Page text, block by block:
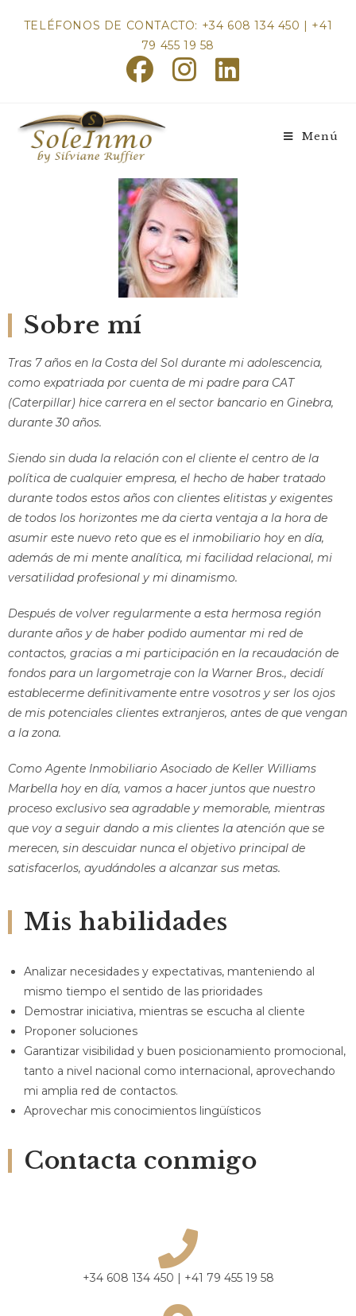
TELÉFONOS DE CONTACTO: +34 608 134 450 | +41
79 455 19 58
Menú
Sobre mí
Tras 7 años en la Costa del Sol durante mi adolescencia,
como expatriada por cuenta de mi padre para CAT
(Caterpillar) hice carrera en el sector bancario en Ginebra,
durante 30 años.
Siendo sin duda la relación con el cliente el centro de la
política de cualquier empresa, el hecho de haber tratado
durante todos estos años con clientes elitistas y exigentes
de todos los horizontes me da cierta ventaja a la hora de
asumir este nuevo reto que es el inmobiliario hoy en día,
además de mi mente analítica, mi facilidad relacional, mi
versatilidad profesional y mi dinamismo.
Después de volver regularmente a esta hermosa región
durante años y de haber podido aumentar mi red de
contactos, gracias a mi participación en la recaudación de
fondos para un largometraje con la Warner Bros., decidí
establecerme definitivamente entre vosotros y ser los ojos
de mis potenciales clientes extranjeros, antes de que vengan
a la zona.
Como Agente Inmobiliario Asociado de Keller Williams
Marbella hoy en día, vamos a hacer juntos que nuestro
proceso exclusivo sea agradable y memorable, mientras
que voy a seguir dando a mis clientes la atención que se
merecen, sin descuidar nunca el objetivo principal de
satisfacerlos, ayudándoles a alcanzar sus metas.
Mis habilidades
Analizar necesidades y expectativas, manteniendo al
mismo tiempo el sentido de las prioridades
Demostrar iniciativa, mientras se escucha al cliente
Proponer soluciones
Garantizar visibilidad y buen posicionamiento promocional,
tanto a nivel nacional como internacional, aprovechando
mi amplia red de contactos.
Aprovechar mis conocimientos lingüísticos
Contacta conmigo
+34 608 134 450 | +41 79 455 19 58